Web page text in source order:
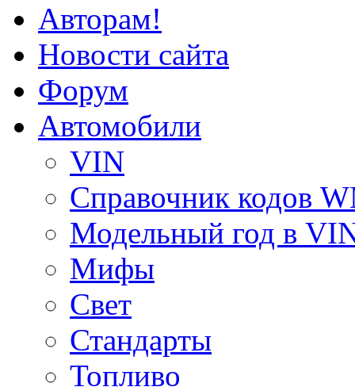
Авторам!
Новости сайта
Форум
Автомобили
VIN
Справочник кодов
Модельный год в
Мифы
Свет
Стандарты
Топливо